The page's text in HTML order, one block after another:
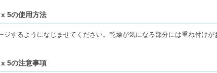
く包み込み、毎日のボディケアを心弾むリラックスタイムへと演出し
ルガンオイルでやわらかく整える
5の使用方法
するようになじませてください。乾燥が気になる部分には重ね付けが
5の注意事項